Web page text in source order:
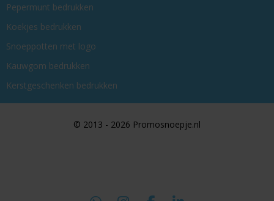
Pepermunt bedrukken
Koekjes bedrukken
Snoeppotten met logo
Kauwgom bedrukken
Kerstgeschenken bedrukken
© 2013 - 2026 Promosnoepje.nl